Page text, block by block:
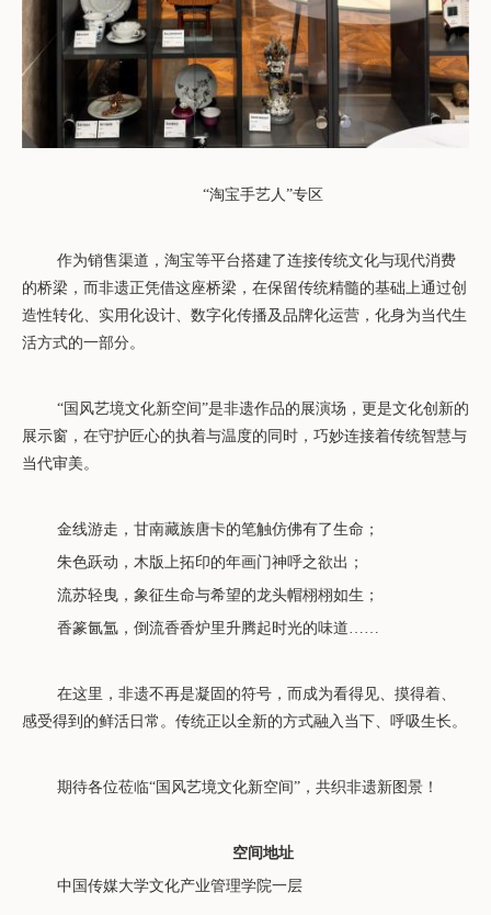
“淘宝手艺人”专区
作为销售渠道，淘宝等平台搭建了连接传统文化与现代消费
的桥梁，而非遗正凭借这座桥梁，在保留传统精髓的基础上通过创
造性转化、实用化设计、数字化传播及品牌化运营，化身为当代生
活方式的一部分。
“国风艺境文化新空间”是非遗作品的展演场，更是文化创新的
展示窗，在守护匠心的执着与温度的同时，巧妙连接着传统智慧与
当代审美。
金线游走，甘南藏族唐卡的笔触仿佛有了生命；
朱色跃动，木版上拓印的年画门神呼之欲出；
流苏轻曳，象征生命与希望的龙头帽栩栩如生；
香篆氤氲，倒流香香炉里升腾起时光的味道……
在这里，非遗不再是凝固的符号，而成为看得见、摸得着、
感受得到的鲜活日常。传统正以全新的方式融入当下、呼吸生长。
期待各位莅临“国风艺境文化新空间”，共织非遗新图景！
空间地址
中国传媒大学文化产业管理学院一层